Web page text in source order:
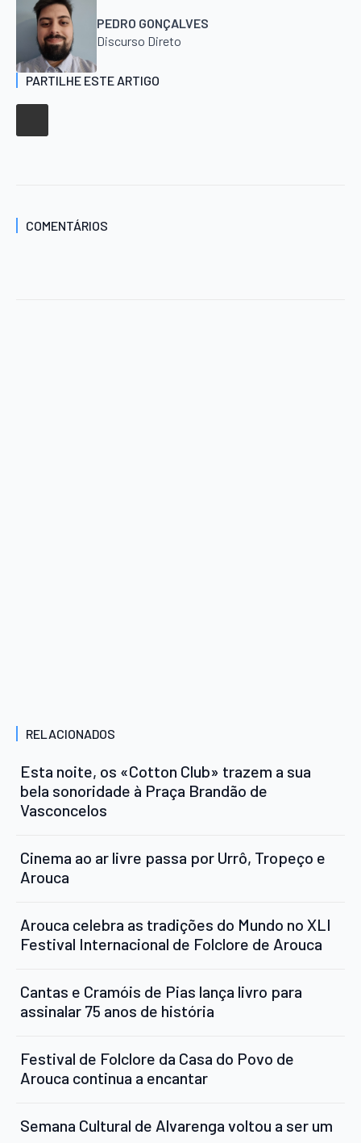
PEDRO GONÇALVES
Discurso Direto
PARTILHE ESTE ARTIGO
COMENTÁRIOS
RELACIONADOS
Esta noite, os «Cotton Club» trazem a sua
bela sonoridade à Praça Brandão de
Vasconcelos
Cinema ao ar livre passa por Urrô, Tropeço e
Arouca
Arouca celebra as tradições do Mundo no XLI
Festival Internacional de Folclore de Arouca
Cantas e Cramóis de Pias lança livro para
assinalar 75 anos de história
Festival de Folclore da Casa do Povo de
Arouca continua a encantar
Semana Cultural de Alvarenga voltou a ser um